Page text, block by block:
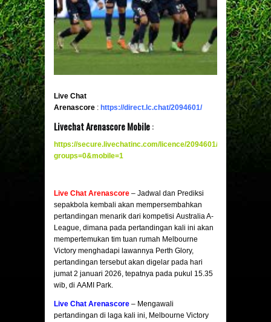
Live Chat
Arenascore : https://direct.lc.chat/2094601/
Livechat Arenascore Mobile:
https://secure.livechatinc.com/licence/2094601/v2/
groups=0&mobile=1
Live Chat Arenascore – Jadwal dan Prediksi
sepakbola kembali akan mempersembahkan
pertandingan menarik dari kompetisi Australia A-
League, dimana pada pertandingan kali ini akan
mempertemukan tim tuan rumah Melbourne
Victory menghadapi lawannya Perth Glory,
pertandingan tersebut akan digelar pada hari
jumat 2 januari 2026, tepatnya pada pukul 15.35
wib, di AAMI Park.
Live Chat Arenascore – Mengawali
pertandingan di laga kali ini, Melbourne Victory